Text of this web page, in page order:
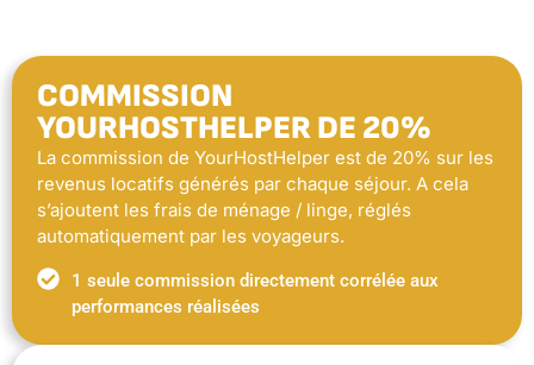
COMMISSION
YOURHOSTHELPER DE 20%
La commission de YourHostHelper est de 20% sur les
revenus locatifs générés par chaque séjour. A cela
s’ajoutent les frais de ménage / linge, réglés
automatiquement par les voyageurs.
1 seule commission directement corrélée aux
performances réalisées